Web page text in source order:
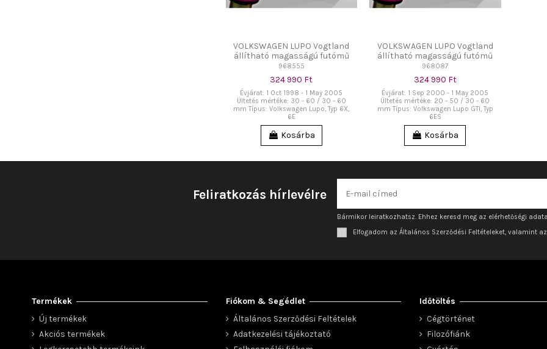
VOLKSWAGEN LUPO Vogtland
állítható magasságú futómű
968555
324 990 Ft
Évjárat: 1 Oct 1998 - 1 May 2005
Ültetés mértéke: 30 - 60 / 30 - 60
mm Típus: Volkswagen Lupo, Typ 6X,
6E
Kosárba
VOLKSWAGEN LUPO Vogtland
állítható magasságú futómű
968087
324 990 Ft
Évjárat: 1 Sep 2000 - 1 May 2005
Ültetés mértéke: 20 - 50 / 30 - 60
mm Típus: Volkswagen Lupo GTI, Typ
6ES
Kosárba
Feliratkozás hírlevélre
Bármikor leiratkozhatsz. Ehhez keresd meg az elérhetőségi
Elfogadom az Általános Szerződési Feltételeket, valamint
Termékek
Új termékek
Akciós termékek
Fiókom & Segédlet
Általános Szerződési Feltételek
Adatkezelési tájékoztató
Időtöltés
Cégtörténet
Filozófiánk